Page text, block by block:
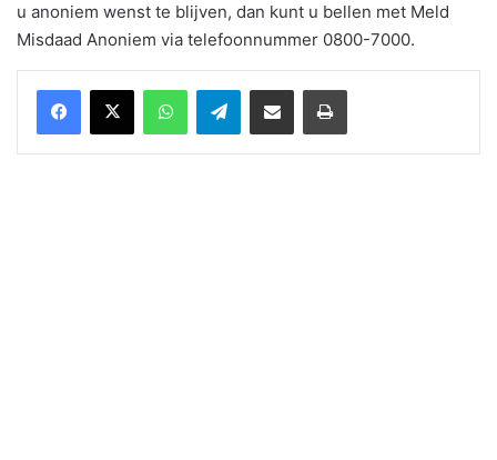
u anoniem wenst te blijven, dan kunt u bellen met Meld
Misdaad Anoniem via telefoonnummer 0800-7000.
WhatsAppTelegramDelen via Email Print